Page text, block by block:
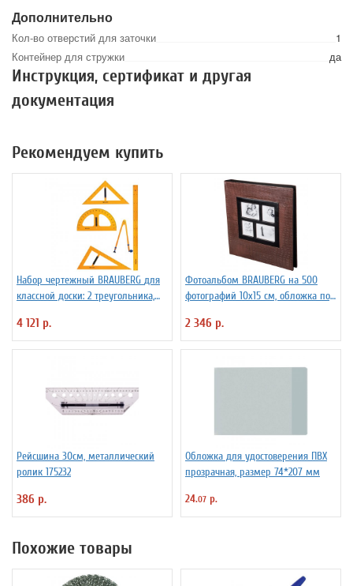
Дополнительно
Кол-во отверстий для заточки
1
Контейнер для стружки
да
Инструкция, сертификат и другая
документация
Рекомендуем купить
Набор чертежный BRAUBERG для
классной доски: 2 треугольника,
100 см
4 121 р.
Фотоальбом BRAUBERG на 500
фотографий 10х15 см, обложка под
рамка для фотографий
2 346 р.
Рейсшина 30см, металлический
ролик 175232
386 р.
Обложка для удостоверения ПВХ
прозрачная, размер 74*207 мм
24.07 р.
Похожие товары